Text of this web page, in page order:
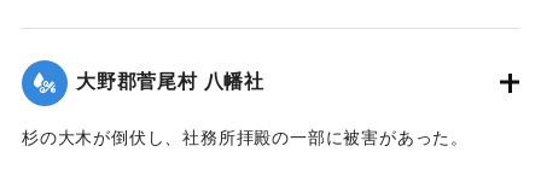
｜固有コード:00474070
大野郡菅尾村 八幡社
杉の大木が倒伏し、社務所拝殿の一部に被害があった。